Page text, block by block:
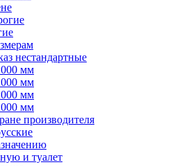
нестандартные
мм
мм
мм
мм
производителя
и туалет